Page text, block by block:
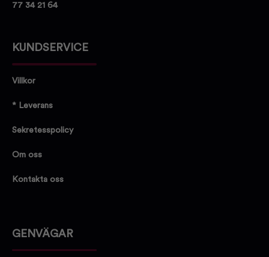
77 34 21 64
KUNDSERVICE
Villkor
* Leverans
Sekretesspolicy
Om oss
Kontakta oss
GENVÄGAR